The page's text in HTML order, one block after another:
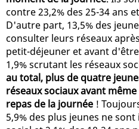
contre 23,2% des 25-34 ans
D'autre part, 13,5% des
consulter leurs réseaux
petit-déjeuner et avant
1,9% scrutant les réseaux
au total, plus de quatre
réseaux sociaux avant
repas de la journée !
5,9% des plus jeunes ne